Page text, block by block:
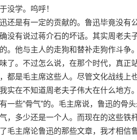
没学。呜呼！
是有一定的贡献的。鲁迅毕竟没有
没有说过蒋介石的坏话。其实周老夫
。他与主人的走狗和替补走狗作斗争
了。不过怎么说，在那个时代，真正
都是毛主席这些人。尽管文化战线上
实在不知道周老夫子伟大在什么地方
一些”骨气”的。毛主席说，鲁迅的骨
，多少还是一个人。而现在的这些铁
毛主席论鲁迅的那些文章，我才相信